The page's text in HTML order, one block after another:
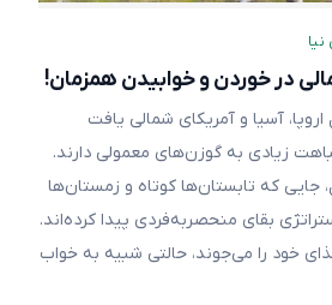
در خوردن و خوابیدن همزمان!
آسیا و آمریکای شمالی یافت
زیادی به گوزن‌های معمولی دارند.
که تابستان‌ها کوتاه و زمستان‌ها
بقای منحصربه‌فردی پیدا کرده‌اند.
خود را می‌جوند، حالتی شبیه به خواب